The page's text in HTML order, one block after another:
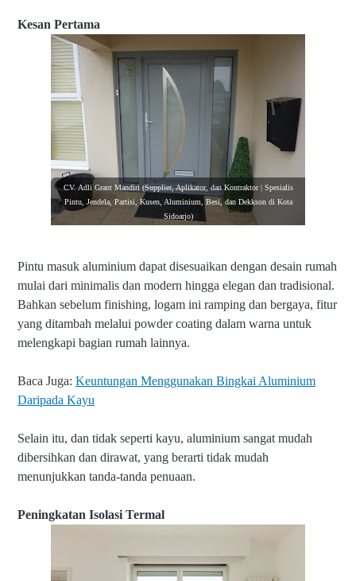
Kesan Pertama
CV. Adli Grant Mandiri (Supplier, Aplikator, dan Kontraktor | Spesialis
Pintu, Jendela, Partisi, Kusen, Aluminium, Besi, dan Dekkson di Kota
Sidoarjo)
Pintu masuk aluminium dapat disesuaikan dengan desain rumah
mulai dari minimalis dan modern hingga elegan dan tradisional.
Bahkan sebelum finishing, logam ini ramping dan bergaya, fitur
yang ditambah melalui powder coating dalam warna untuk
melengkapi bagian rumah lainnya.
Baca Juga: Keuntungan Menggunakan Bingkai Aluminium
Daripada Kayu
Selain itu, dan tidak seperti kayu, aluminium sangat mudah
dibersihkan dan dirawat, yang berarti tidak mudah
menunjukkan tanda-tanda penuaan.
Peningkatan Isolasi Termal